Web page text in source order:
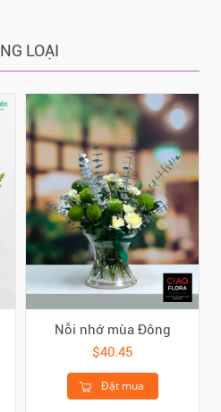
LOẠI
Nỗi nhớ mùa Đông
$40.45
Đặt mua